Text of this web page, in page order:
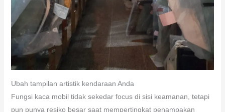
Ubah tampilan artistik kendaraan Anda
Fungsi kaca mobil tidak sekedar focus di sisi keamanan, tetapi
pun punya resiko besar saat mempertingkat penampakan